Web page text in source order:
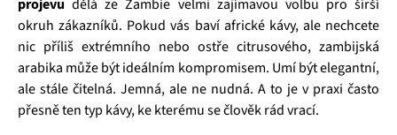
projevu dělá ze Zambie velmi zajímavou volbu pro širší
okruh zákazníků. Pokud vás baví africké kávy, ale nechcete
nic příliš extrémního nebo ostře citrusového, zambijská
arabika může být ideálním kompromisem. Umí být elegantní,
ale stále čitelná. Jemná, ale ne nudná. A to je v praxi často
přesně ten typ kávy, ke kterému se člověk rád vrací.